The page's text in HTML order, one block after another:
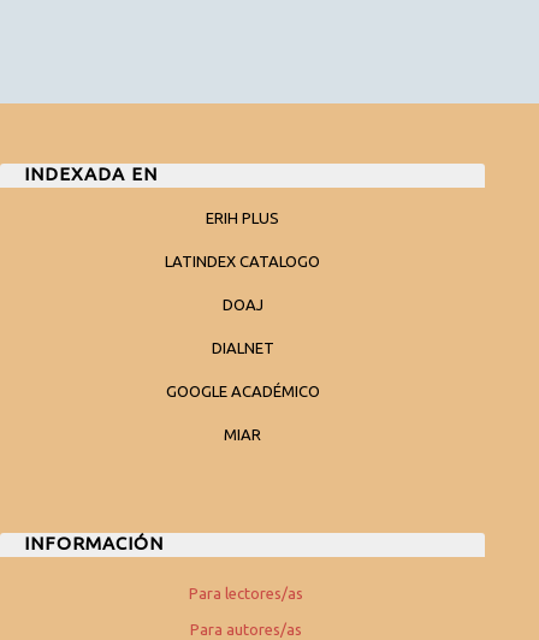
INDEXADA EN
ERIH PLUS
LATINDEX CATALOGO
DOAJ
DIALNET
GOOGLE ACADÉMICO
MIAR
INFORMACIÓN
Para lectores/as
Para autores/as